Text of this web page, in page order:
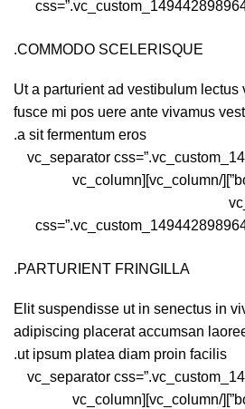
COMMODO SCELERISQUE.
Ut a parturient ad vestibulum
fusce mi pos uere ante vivamus
a sit fermentum eros.
[vc_separator
bottom: 30px !important;}”][/vc_column][vc_column
PARTURIENT FRINGILLA.
Elit suspendisse ut in senectus in
adipiscing placerat accumsan
ut ipsum platea diam proin facilis.
[vc_separator
bottom: 30px !important;}”][/vc_column][vc_column